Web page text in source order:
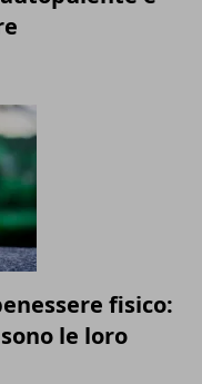
fisico:
le loro